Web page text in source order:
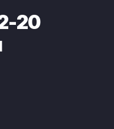
20